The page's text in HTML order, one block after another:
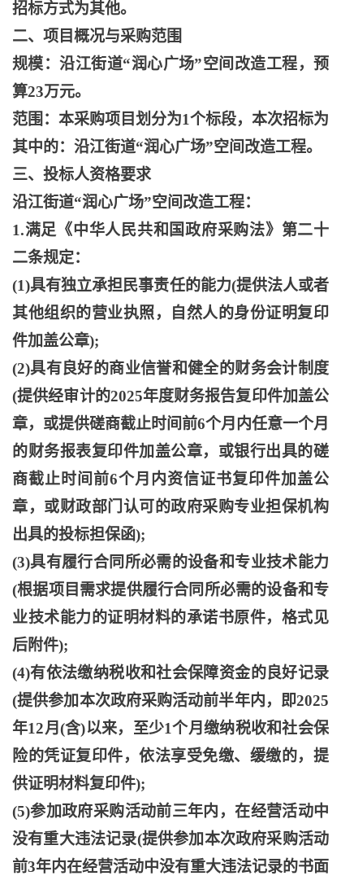
招标方式为其他。
二、项目概况与采购范围
规模：沿江街道“润心广场”空间改造工程，预
算23万元。
范围：本采购项目划分为1个标段，本次招标为
其中的：沿江街道“润心广场”空间改造工程。
三、投标人资格要求
沿江街道“润心广场”空间改造工程：
1.满足《中华人民共和国政府采购法》第二十
二条规定：
(1)具有独立承担民事责任的能力(提供法人或者
其他组织的营业执照，自然人的身份证明复印
件加盖公章);
(2)具有良好的商业信誉和健全的财务会计制度
(提供经审计的2025年度财务报告复印件加盖公
章，或提供磋商截止时间前6个月内任意一个月
的财务报表复印件加盖公章，或银行出具的磋
商截止时间前6个月内资信证书复印件加盖公
章，或财政部门认可的政府采购专业担保机构
出具的投标担保函);
(3)具有履行合同所必需的设备和专业技术能力
(根据项目需求提供履行合同所必需的设备和专
业技术能力的证明材料的承诺书原件，格式见
后附件);
(4)有依法缴纳税收和社会保障资金的良好记录
(提供参加本次政府采购活动前半年内，即2025
年12月(含)以来，至少1个月缴纳税收和社会保
险的凭证复印件，依法享受免缴、缓缴的，提
供证明材料复印件);
(5)参加政府采购活动前三年内，在经营活动中
没有重大违法记录(提供参加本次政府采购活动
前3年内在经营活动中没有重大违法记录的书面